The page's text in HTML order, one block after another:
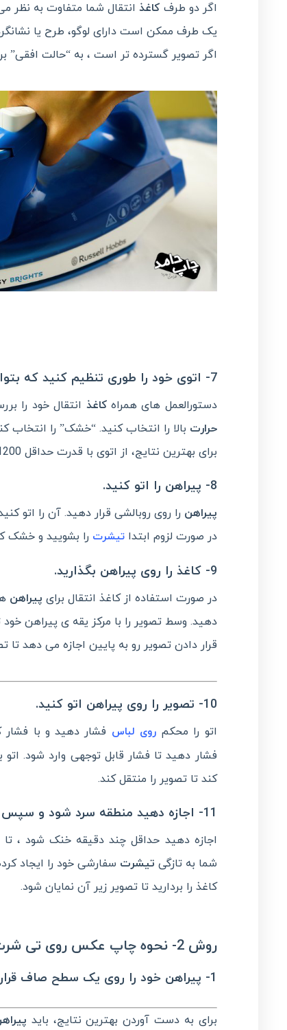
اگر دو طرف کاغذانتقال شما متفاوت به نظر
یک طرف ممکن است دارای لوگو، طرح یا
اگر تصویر گسترده تر است ، به “حالت افقی”
7- اتوی خود را طوری تنظیم کنید که بتوانید از آن به عنوان پرس حرارتی استفاده کنید.
دستورالعمل های همراهکاغذ انتقال خود را
حرارت بالا را انتخاب کنید. “خشک” را انتخاب
برای بهترین نتایج، از اتوی با قدرت حداقل 1200 وات استفاده کنید.
8- پیراهن را اتو کنید.
پیراهن را روی روبالشی قرار دهید. آن را اتو
در صورت لزوم ابتداتیشرت را بشویید و خشک
9- کاغذ را روی پیراهن بگذارید.
در صورت استفاده از کاغذ انتقال برای پیراهن
دهید. وسط تصویر را با مرکز یقه ی پیراهن خود
قرار دادن تصویر رو به پایین اجازه می دهد تا
10- تصویر را روی پیراهن اتو کنید.
اتو را محکمروی لباس فشار دهید و با
فشار دهید تا فشار قابل توجهی وارد شود.
کند تا تصویر را منتقل کند.
11- اجازه دهید منطقه سرد شود و سپس کاغذ را جدا کنید.
اجازه دهید حداقل چند دقیقه خنک شود ، تا
شما به تازگی تیشرت سفارشی خود را ایجاد
کاغذ را بردارید تا تصویر زیر آن نمایان شود.
روش 2- نحوه چاپ عکس روی تی شرت
1- پیراهن خود را روی یک سطح صاف قرار دهید و آن را اتو کنید.
برای به دست آوردن بهترین نتایج، باید